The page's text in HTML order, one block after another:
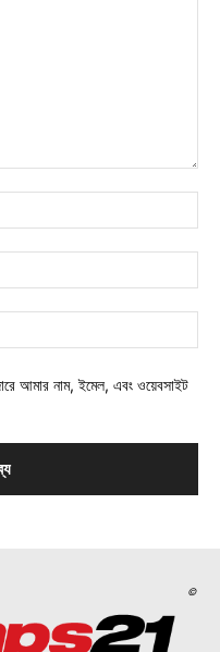
আমার নাম, ইমেল, এবং ওয়েবসাইট
©